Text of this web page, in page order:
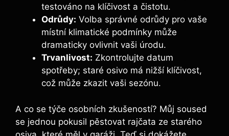
testováno na klíčivost a čistotu.
Odrůdy: Volba správné odrůdy pro vaše
místní klimatické podmínky může
dramaticky ovlivnit vaši úrodu.
Trvanlivost: Zkontrolujte datum
spotřeby; staré osivo má nižší klíčivost,
což může zkazit vaši sezónu.
A co se týče osobních zkušeností? Můj soused
se jednou pokusil pěstovat rajčata ze starého